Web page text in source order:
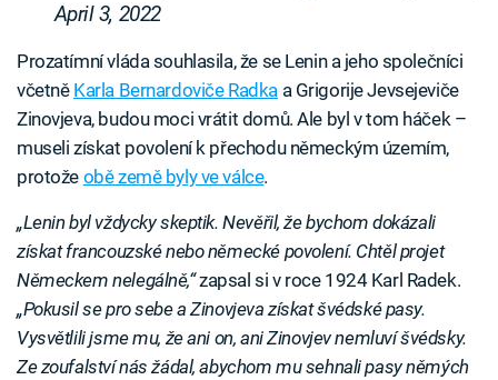
April 3, 2022
Prozatímní vláda souhlasila, že se Lenin a jeho společníci
včetně Karla Bernardoviče Radkaa Grigorije Jevsejeviče
Zinovjeva, budou moci vrátit domů. Ale byl v tom háček –
museli získat povolení k přechodu německým územím,
protože obě země byly ve válce.
„Lenin byl vždycky skeptik. Nevěřil, že bychom dokázali
získat francouzské nebo německé povolení. Chtěl projet
Německem nelegálně,“zapsal si v roce 1924 Karl Radek.
„Pokusil se pro sebe a Zinovjeva získat švédské pasy.
Vysvětlili jsme mu, že ani on, ani Zinovjev nemluví švédsky.
Ze zoufalství nás žádal, abychom mu sehnali pasy němých